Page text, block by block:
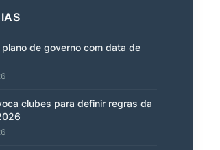
plano de governo com data de
clubes para definir regras da